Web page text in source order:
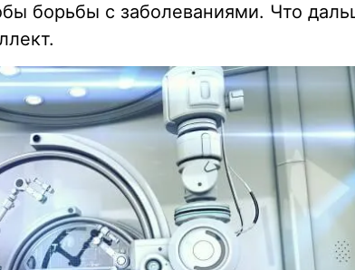
борьбы с заболеваниями. Что